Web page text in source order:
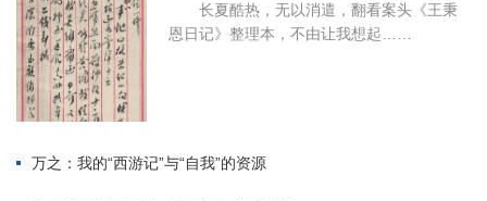
长夏酷热，无以消遣，翻看案头《王秉
恩日记》整理本，不由让我想起……
万之：我的“西游记”与“自我”的资源